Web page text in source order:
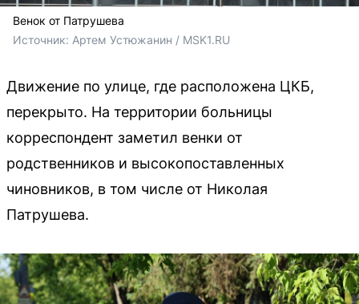
Венок от Патрушева
Источник: Артем Устюжанин / MSK1.RU
Движение по улице, где расположена ЦКБ,
перекрыто. На территории больницы
корреспондент заметил венки от
родственников и высокопоставленных
чиновников, в том числе от Николая
Патрушева.